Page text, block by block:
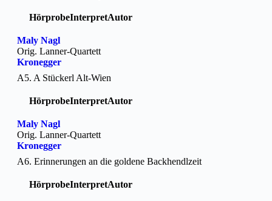
HörprobeInterpretAutor
Maly Nagl
Orig. Lanner-Quartett
Kronegger
A5. A Stückerl Alt-Wien
HörprobeInterpretAutor
Maly Nagl
Orig. Lanner-Quartett
Kronegger
A6. Erinnerungen an die goldene Backhendlzeit
HörprobeInterpretAutor